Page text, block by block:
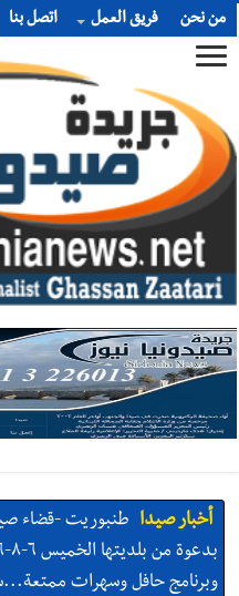
من نحن فريق العمل اتصل بنا
أخبار صيدا طنبوريت -قضاء
وبرنامج حافل وسهرات